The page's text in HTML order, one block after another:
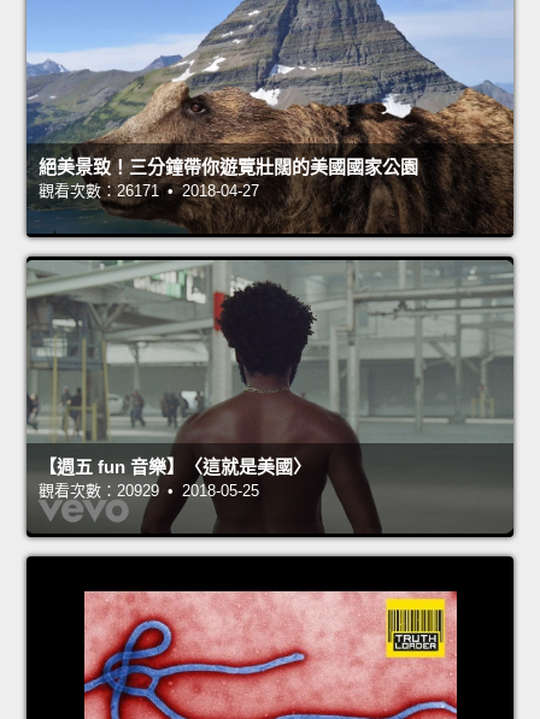
絕美景致！三分鐘帶你遊覽壯闊的美國國家公園
觀看次數：26171 • 2018-04-27
【週五 fun 音樂】〈這就是美國〉
觀看次數：20929 • 2018-05-25